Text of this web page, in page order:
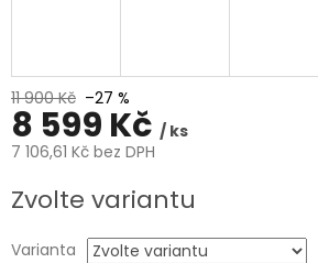
11 900 Kč –27 %
8 599 Kč / ks
7 106,61 Kč bez DPH
cena:
Zvolte variantu
Varianta